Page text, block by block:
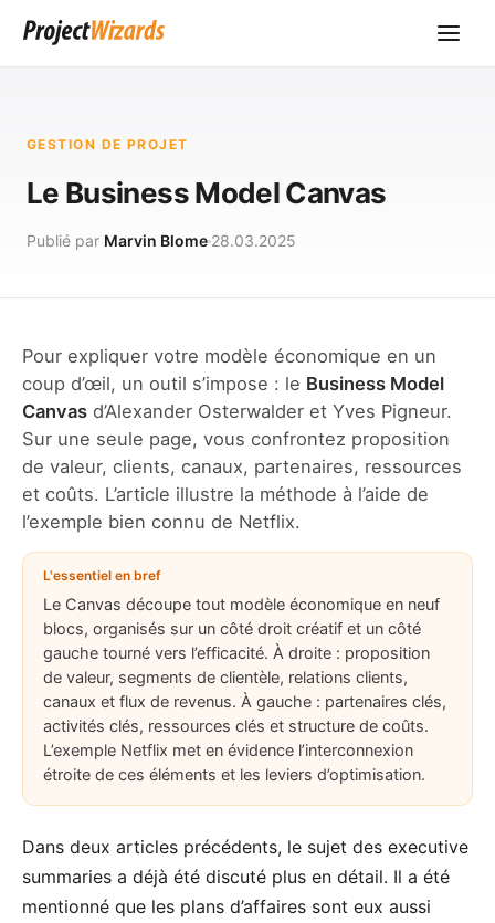
GESTION DE PROJET
Le Business Model Canvas
Publié par Marvin Blome 28.03.2025
Pour expliquer votre modèle économique en un
coup d’œil, un outil s’impose : le Business Model
Canvas d’Alexander Osterwalder et Yves Pigneur.
Sur une seule page, vous confrontez proposition
de valeur, clients, canaux, partenaires, ressources
et coûts. L’article illustre la méthode à l’aide de
l’exemple bien connu de Netflix.
L'essentiel en bref
Le Canvas découpe tout modèle économique en neuf
blocs, organisés sur un côté droit créatif et un côté
gauche tourné vers l’efficacité. À droite : proposition
de valeur, segments de clientèle, relations clients,
canaux et flux de revenus. À gauche : partenaires clés,
activités clés, ressources clés et structure de coûts.
L’exemple Netflix met en évidence l’interconnexion
étroite de ces éléments et les leviers d’optimisation.
Dans deux articles précédents, le sujet des executive
summaries a déjà été discuté plus en détail. Il a été
mentionné que les plans d’affaires sont eux aussi